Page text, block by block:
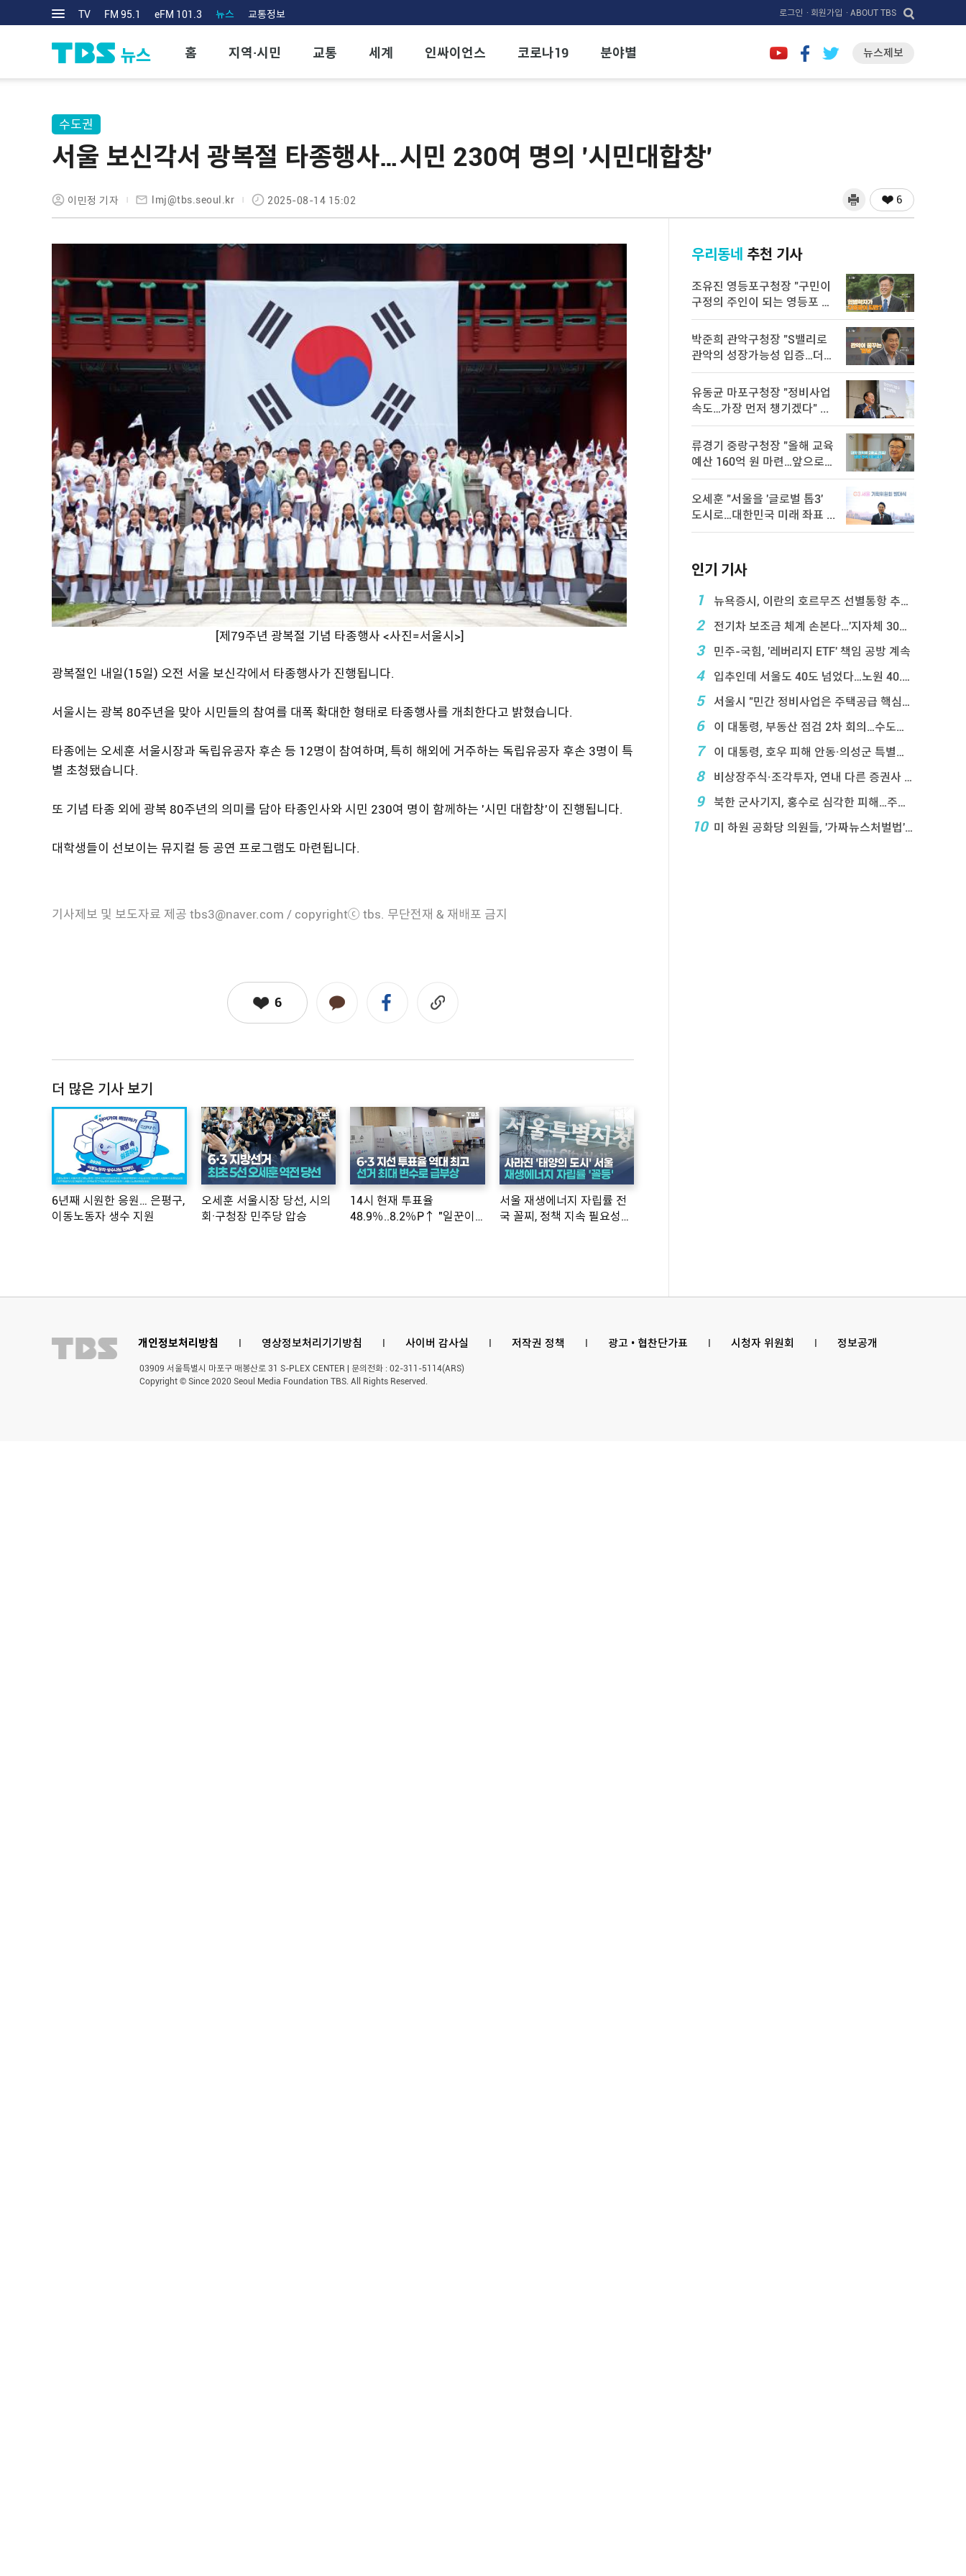
TV FM 95.1 eFM 101.3 뉴스 교통정보 로그인 · 회원가입 · ABOUT TBS
홈 지역·시민 교통 세계 인싸이언스 코로나19 분야별 뉴스제보
수도권
서울 보신각서 광복절 타종행사…시민 230여 명의 '시민대합창'
이민정 기자 lmj@tbs.seoul.kr 2025-08-14 15:02 6
[제79주년 광복절 기념 타종행사 <사진=서울시>]
광복절인 내일(15일) 오전 서울 보신각에서 타종행사가 진행됩니다.
서울시는 광복 80주년을 맞아 시민들의 참여를 대폭 확대한 형태로 타종행사를 개최한다고 밝혔습니다.
타종에는 오세훈 서울시장과 독립유공자 후손 등 12명이 참여하며, 특히 해외에 거주하는 독립유공자 후손 3명이 특
별 초청됐습니다.
또 기념 타종 외에 광복 80주년의 의미를 담아 타종인사와 시민 230여 명이 함께하는 '시민 대합창'이 진행됩니다.
대학생들이 선보이는 뮤지컬 등 공연 프로그램도 마련됩니다.
기사제보 및 보도자료 제공 tbs3@naver.com / copyrightⓒ tbs. 무단전재 & 재배포 금지
6
더 많은 기사 보기
6년째 시원한 응원… 은평구,
이동노동자 생수 지원
오세훈 서울시장 당선, 시의
회·구청장 민주당 압승
14시 현재 투표율
48.9％..8.2％P↑ "일꾼이
서울 재생에너지 자립률 전
국 꼴찌, 정책 지속 필요성
우리동네 추천 기사
조유진 영등포구청장 "구민이
구정의 주인이 되는 영등포 만
들 ...
박준희 관악구청장 "S밸리로
관악의 성장가능성 입증…더욱
속 ...
유동균 마포구청장 "정비사업
속도…가장 먼저 챙기겠다" ...
류경기 중랑구청장 "올해 교육
예산 160억 원 마련…앞으로도
...
오세훈 "서울을 '글로벌 톱3'
도시로…대한민국 미래 좌표 ...
인기 기사
1
뉴욕증시, 이란의 호르무즈 선별통항 추진에 하락
2 전기차 보조금 체계 손본다…'지자체 30％ 매칭' ...
3 민주-국힘, '레버리지 ETF' 책임 공방 계속
4 입추인데 서울도 40도 넘었다…노원 40.2도 기록
5 서울시 "민간 정비사업은 주택공급 핵심&q ...
6 이 대통령, 부동산 점검 2차 회의…수도권 공급대책 ...
7 이 대통령, 호우 피해 안동·의성군 특별재난지역 선포
8 비상장주식·조각투자, 연내 다른 증권사 계좌 거래 ...
9 북한 군사기지, 홍수로 심각한 피해…주택 수백채 파괴
10 미 하원 공화당 의원들, '가짜뉴스처벌법' 항의 서한
개인정보처리방침 l 영상정보처리기기방침 l 사이버 감사실 l 저작권 정책 l 광고 • 협찬단가표 l 시청자 위원회 l 정보공개
03909 서울특별시 마포구 매봉산로 31 S-PLEX CENTER | 문의전화 : 02-311-5114(ARS)
Copyright © Since 2020 Seoul Media Foundation TBS. All Rights Reserved.